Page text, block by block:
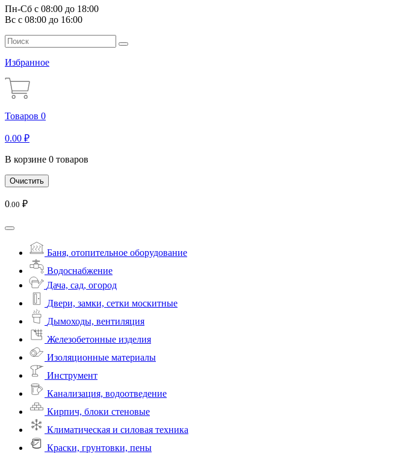
Пн-Сб с 08:00 до 18:00
Вс с 08:00 до 16:00
Избранное
Товаров 0
0.00 ₽
В корзине 0 товаров
Очистить
0 .00 ₽
Баня, отопительное оборудование
Водоснабжение
Дача, сад, огород
Двери, замки, сетки москитные
Дымоходы, вентиляция
Железобетонные изделия
Изоляционные материалы
Инструмент
Канализация, водоотведение
Кирпич, блоки стеновые
Климатическая и силовая техника
Краски, грунтовки, пены